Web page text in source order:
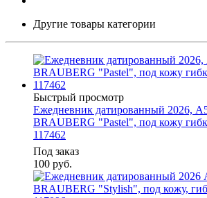
Другие товары категории
Быстрый просмотр
Ежедневник датированный 2026,
BRAUBERG "Pastel", под кожу
117462
Под заказ
100 руб.